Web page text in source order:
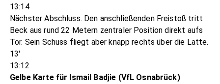
13:14
Nächster Abschluss. Den anschließenden Freistoß tritt
Beck aus rund 22 Metern zentraler Position direkt aufs
Tor. Sein Schuss fliegt aber knapp rechts über die Latte.
13'
13:12
Gelbe Karte für Ismail Badjie (VfL Osnabrück)